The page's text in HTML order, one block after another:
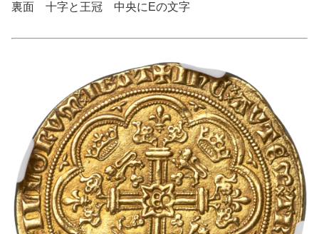
裏面 十字と王冠 中央にEの文字